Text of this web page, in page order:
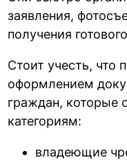
заявления,
получения
Стоит учесть,
оформлением
граждан, которые
категориям:
владеющие